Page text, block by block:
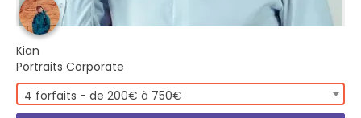
Kian
Portraits Corporate
4 forfaits - de 200€ à 750€